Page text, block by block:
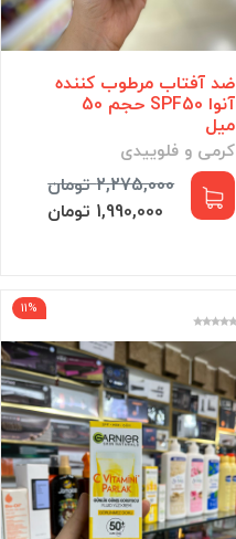
ضد آفتاب مرطوب کننده
آنوا SPF50 حجم 50
میل
کرمی و فلوییدی
2,275,000 تومان
1,990,000 تومان
11%